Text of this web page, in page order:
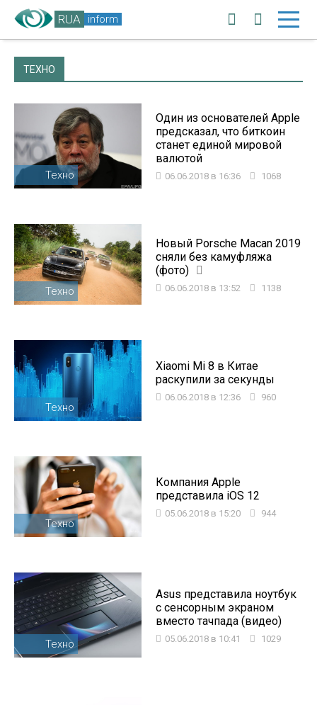
RUA inform
ТЕХНО
Техно
Один из основателей Apple
предсказал, что биткоин
станет единой мировой
валютой
06.06.2018 в 16:36 1068
Техно
Новый Porsche Macan 2019
сняли без камуфляжа
(фото)
06.06.2018 в 13:52 1138
Техно
Xiaomi Mi 8 в Китае
раскупили за секунды
06.06.2018 в 12:36 960
Техно
Компания Apple
представила iOS 12
05.06.2018 в 15:20 944
Техно
Asus представила ноутбук
с сенсорным экраном
вместо тачпада (видео)
05.06.2018 в 10:41 1029